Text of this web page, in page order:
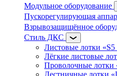
Модульное оборудование
Пускорегулирующая
Взрывозащищённое
Стиль ДКС
Листовые лотки «S5
Лёгкие листовые
Проволочные лотки
Лестничные лотки